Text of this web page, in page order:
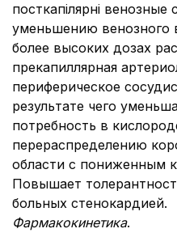
посткапілярні
уменьшению венозного
более высоких дозах
прекапиллярная
периферическое
результате чего
потребность в
перераспределению
области с пониженным
Повышает
больных стенокардией.
Фармакокинетика.